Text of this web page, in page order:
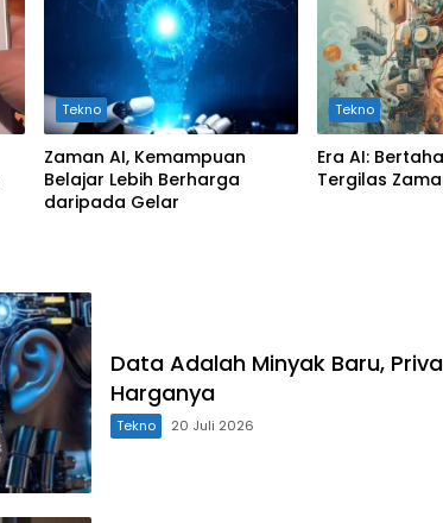
Tekno
Zaman AI, Kemampuan
Belajar Lebih Berharga
daripada Gelar
Tekno
Era AI:
Tergilas
Data Adalah Minyak Baru,
Harganya
Tekno 20 Juli 2026